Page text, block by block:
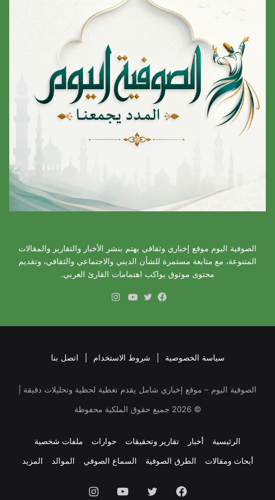
الصوفية اليوم موقع إخباري وثقافي يهتم بنشر الأخبار والتقارير والمقالات
المتنوعة، مع متابعة مستمرة للشأن الديني والاجتماعي والثقافي، وتقديم
محتوى موثوق يواكب اهتمامات القارئ العربي.
سياسة الخصوصية شروط الاستخدام اتصل بنا
الصوفية اليوم – موقع إخباري شامل يقدم تغطية لحظية وتحليلات دقيقة |
©
2026 جميع حقوق الملكية محفوظة
الرئيسية أخبار تقارير وتحقيقات حوارات
ملفات شخصية
أبحاث ومقالات
الطرق الصوفية السماع الصوفي الموالد المزيد
فيسبوك تويتر يوتيوب